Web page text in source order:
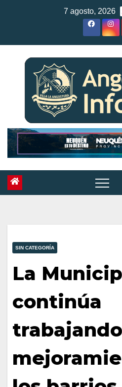
7 agosto, 2026
SIN CATEGORÍA
La
continúa